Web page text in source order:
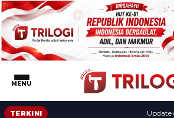
MENU
TERKINI Update